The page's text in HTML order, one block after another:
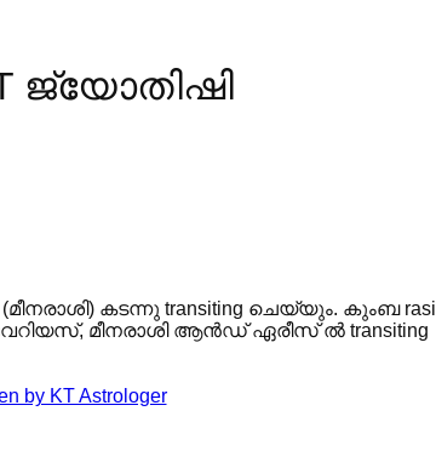
ജ്യോതിഷി
കടന്നു transiting ചെയ്യും. കുംബ rasi
മീനരാശി ആൻഡ് ഏരീസ് ൽ transiting